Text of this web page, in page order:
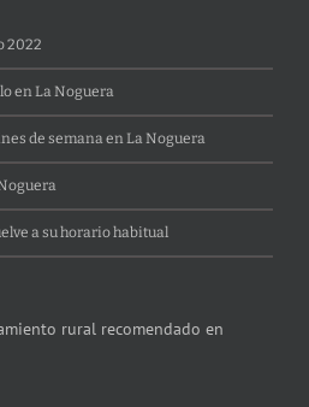
2022
en La Noguera
de semana en La Noguera
a su horario habitual